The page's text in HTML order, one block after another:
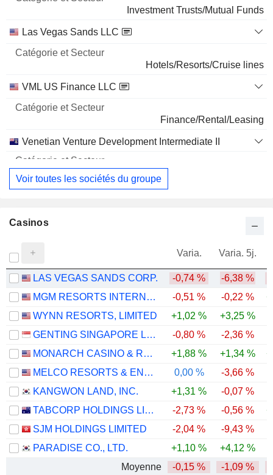
Investment Trusts/Mutual Funds
Las Vegas Sands LLC
Hotels/Resorts/Cruise lines
VML US Finance LLC
Finance/Rental/Leasing
Venetian Venture Development Intermediate II
Voir toutes les sociétés du groupe
Casinos
Varia. Varia. 5j.
LAS VEGAS SANDS CORP. -0,74 % -6,38 %
MGM RESORTS INTERNATIONAL
-0,51 % -0,22 %
WYNN RESORTS, LIMITED
+1,02 % +3,25 %
GENTING SINGAPORE LIMITED
-0,80 % -2,36 %
MONARCH CASINO & RESORT, INC.
+1,88 % +1,34 %
MELCO RESORTS & ENTERTAINMENT LIMITED
0,00 % -3,66 %
KANGWON LAND, INC.
+1,31 % -0,07 %
TABCORP HOLDINGS LIMITED
-2,73 % -0,56 %
SJM HOLDINGS LIMITED
-2,04 % -9,43 %
PARADISE CO., LTD.
+1,10 % +4,12 %
Moyenne
-0,15 % -1,09 %